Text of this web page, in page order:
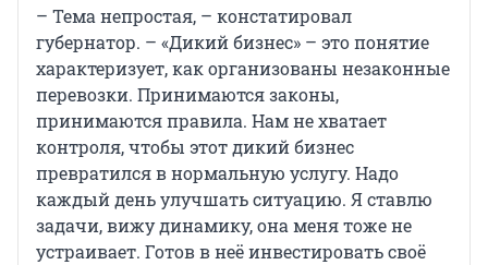
– Тема непростая, – констатировал
губернатор. – «Дикий бизнес» – это понятие
характеризует, как организованы незаконные
перевозки. Принимаются законы,
принимаются правила. Нам не хватает
контроля, чтобы этот дикий бизнес
превратился в нормальную услугу. Надо
каждый день улучшать ситуацию. Я ставлю
задачи, вижу динамику, она меня тоже не
устраивает. Готов в неё инвестировать своё